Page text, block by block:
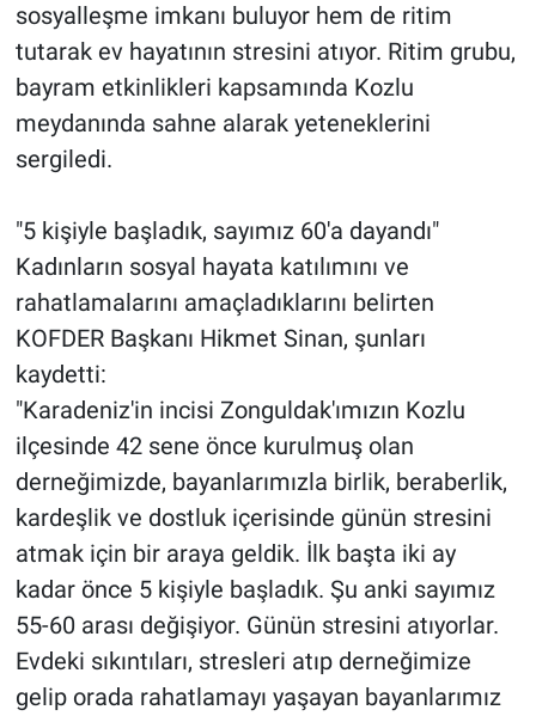
sosyalleşme imkanı buluyor hem de ritim
tutarak ev hayatının stresini atıyor. Ritim grubu,
bayram etkinlikleri kapsamında Kozlu
meydanında sahne alarak yeteneklerini
sergiledi.
"5 kişiyle başladık, sayımız 60'a dayandı"
Kadınların sosyal hayata katılımını ve
rahatlamalarını amaçladıklarını belirten
KOFDER Başkanı Hikmet Sinan, şunları
kaydetti:
"Karadeniz'in incisi Zonguldak'ımızın Kozlu
ilçesinde 42 sene önce kurulmuş olan
derneğimizde, bayanlarımızla birlik, beraberlik,
kardeşlik ve dostluk içerisinde günün stresini
atmak için bir araya geldik. İlk başta iki ay
kadar önce 5 kişiyle başladık. Şu anki sayımız
55-60 arası değişiyor. Günün stresini atıyorlar.
Evdeki sıkıntıları, stresleri atıp derneğimize
gelip orada rahatlamayı yaşayan bayanlarımız